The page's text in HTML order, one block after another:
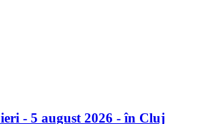
- 5 august 2026 - în Cluj